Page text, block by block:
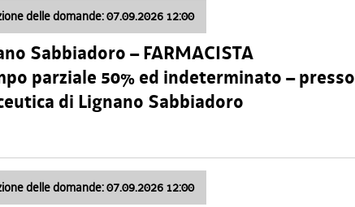
delle domande: 07.09.2026 12:00
Sabbiadoro – FARMACISTA
parziale 50% ed indeterminato – presso
di Lignano Sabbiadoro
delle domande: 07.09.2026 12:00